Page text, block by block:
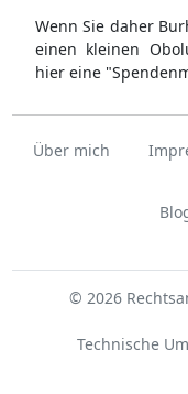
Wenn Sie daher
einen kleinen
hier eine
Über mich
© 2026
Technische